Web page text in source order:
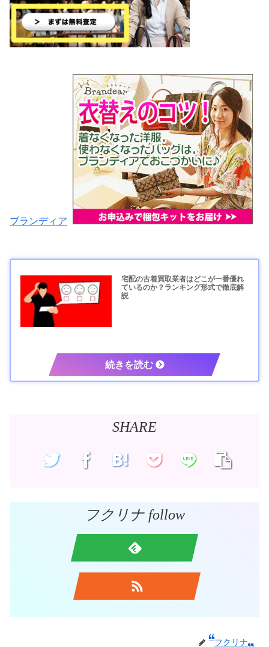
ブランディア
宅配の古着買取業者はどこが一番優れ
ているのか？ランキング形式で徹底解
説
SHARE
フクリナ follow
フクリナ